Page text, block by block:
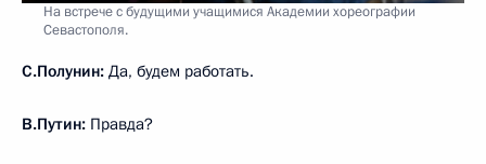
На встрече с будущими учащимися Академии хореографии
Севастополя.
С.Полунин: Да, будем работать.
В.Путин: Правда?